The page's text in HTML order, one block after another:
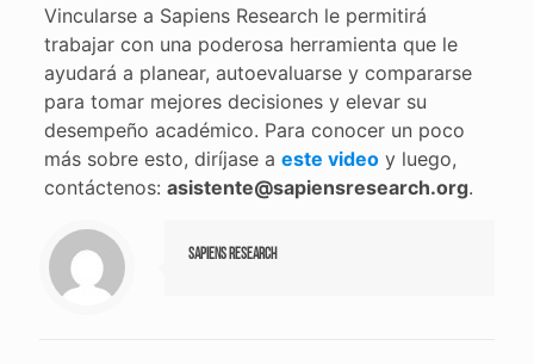
Vincularse a Sapiens Research le permitirá
trabajar con una poderosa herramienta que le
ayudará a planear, autoevaluarse y compararse
para tomar mejores decisiones y elevar su
desempeño académico. Para conocer un poco
más sobre esto, diríjase a este videoy luego,
contáctenos: asistente@sapiensresearch.org.
Sapiens Research